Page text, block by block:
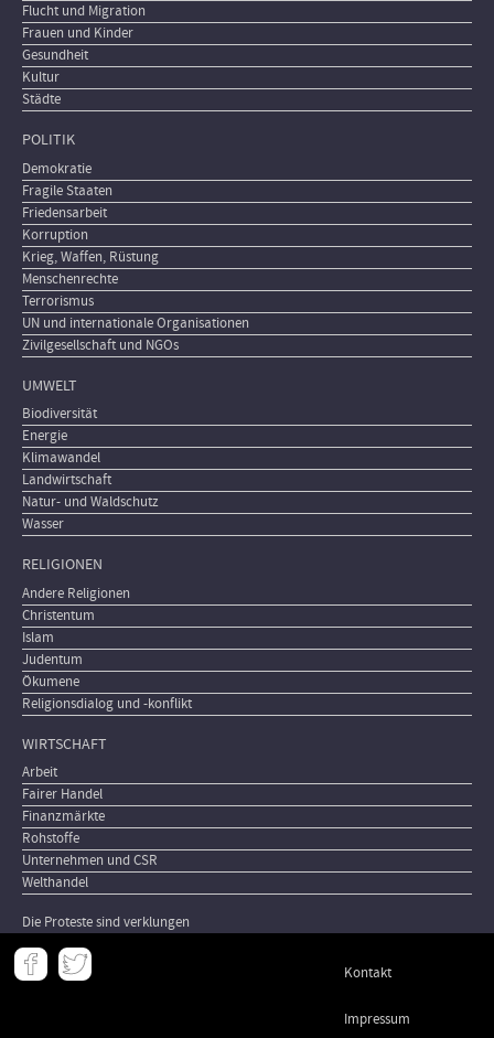
Flucht und Migration
Frauen und Kinder
Gesundheit
Kultur
Städte
POLITIK
Demokratie
Fragile Staaten
Friedensarbeit
Korruption
Krieg, Waffen, Rüstung
Menschenrechte
Terrorismus
UN und internationale Organisationen
Zivilgesellschaft und NGOs
UMWELT
Biodiversität
Energie
Klimawandel
Landwirtschaft
Natur- und Waldschutz
Wasser
RELIGIONEN
Andere Religionen
Christentum
Islam
Judentum
Ökumene
Religionsdialog und -konflikt
WIRTSCHAFT
Arbeit
Fairer Handel
Finanzmärkte
Rohstoffe
Unternehmen und CSR
Welthandel
Die Proteste sind verklungen
Meta
- Kontakt
Impressum